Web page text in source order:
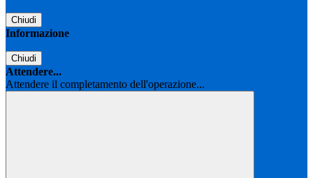
Chiudi
Informazione
Chiudi
Attendere...
Attendere il completamento dell'operazione...